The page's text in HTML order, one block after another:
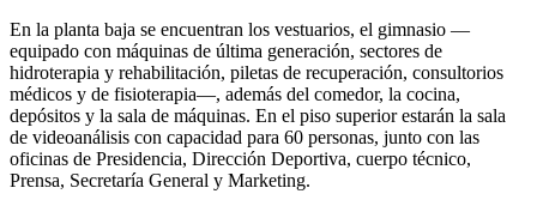
En la planta baja se encuentran los vestuarios, el gimnasio —
equipado con máquinas de última generación, sectores de
hidroterapia y rehabilitación, piletas de recuperación, consultorios
médicos y de fisioterapia—, además del comedor, la cocina,
depósitos y la sala de máquinas. En el piso superior estarán la sala
de videoanálisis con capacidad para 60 personas, junto con las
oficinas de Presidencia, Dirección Deportiva, cuerpo técnico,
Prensa, Secretaría General y Marketing.